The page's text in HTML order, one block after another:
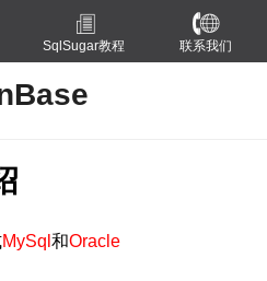
SqlSugar教程 联系我们
MySql 和Oracle